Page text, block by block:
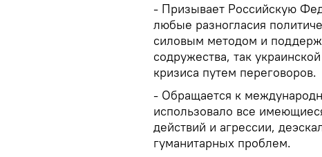
- Призывает Российскую
любые разногласия
силовым методом и
содружества, так
кризиса путем переговоров.
- Обращается к
использовало все
действий и агрессии,
гуманитарных проблем.